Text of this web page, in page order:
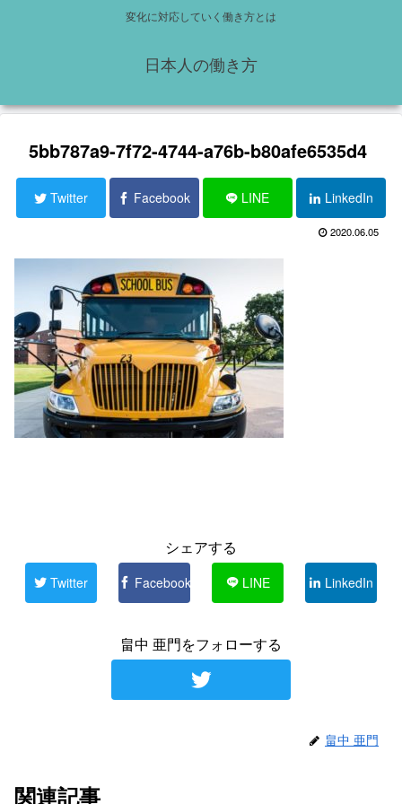
変化に対応していく働き方とは
日本人の働き方
5bb787a9-7f72-4744-a76b-b80afe6535d4
Twitter Facebook LINE LinkedIn
2020.06.05
シェアする
Twitter Facebook LINE LinkedIn
畠中 亜門をフォローする
畠中 亜門
関連記事